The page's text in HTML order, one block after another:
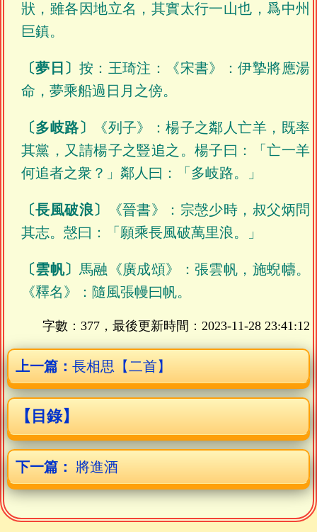
狀，雖各因地立名，其實太行一山也，爲中州
巨鎮。
〔夢日〕 按：王琦注：《宋書》：伊摯將應湯
命，夢乘船過日月之傍。
〔多岐路〕
《列子》：楊子之鄰人亡羊，既率
其黨，又請楊子之豎追之。楊子曰：「亡一羊
何追者之衆？」鄰人曰：「多岐路。」
〔長風破浪〕
《晉書》：宗愨少時，叔父炳問
其志。愨曰：「願乘長風破萬里浪。」
〔雲帆〕 馬融《廣成頌》：張雲帆，施蜺幬。
《釋名》：隨風張幔曰帆。
字數：377，最後更新時間： 2023-11-28 23:41:12
上一篇： 長相思【二首】
【目錄】
下一篇： 將進酒